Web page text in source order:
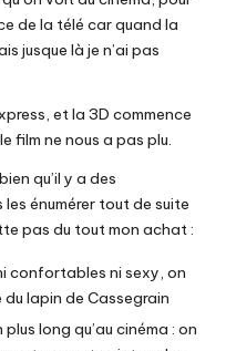
de la télé car quand la
jusque là je n’ai pas
et la 3D commence
film ne nous a pas plu.
qu’il y a des
énumérer tout de suite
pas du tout mon achat :
confortables ni sexy, on
du lapin de Cassegrain
long qu’au cinéma : on